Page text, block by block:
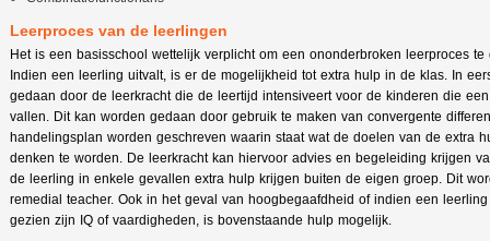
Leerproces van de leerlingen
Het is een basisschool wettelijk verplicht om een ononderbroken leerproces
Indien een leerling uitvalt, is er de mogelijkheid tot extra hulp in de klas. In
gedaan door de leerkracht die de leertijd intensiveert voor de kinderen die
vallen. Dit kan worden gedaan door gebruik te maken van convergente
handelingsplan worden geschreven waarin staat wat de doelen van de extra
denken te worden. De leerkracht kan hiervoor advies en begeleiding krijgen
de leerling in enkele gevallen extra hulp krijgen buiten de eigen groep. Dit
remedial teacher. Ook in het geval van hoogbegaafdheid of indien een
gezien zijn IQ of vaardigheden, is bovenstaande hulp mogelijk.